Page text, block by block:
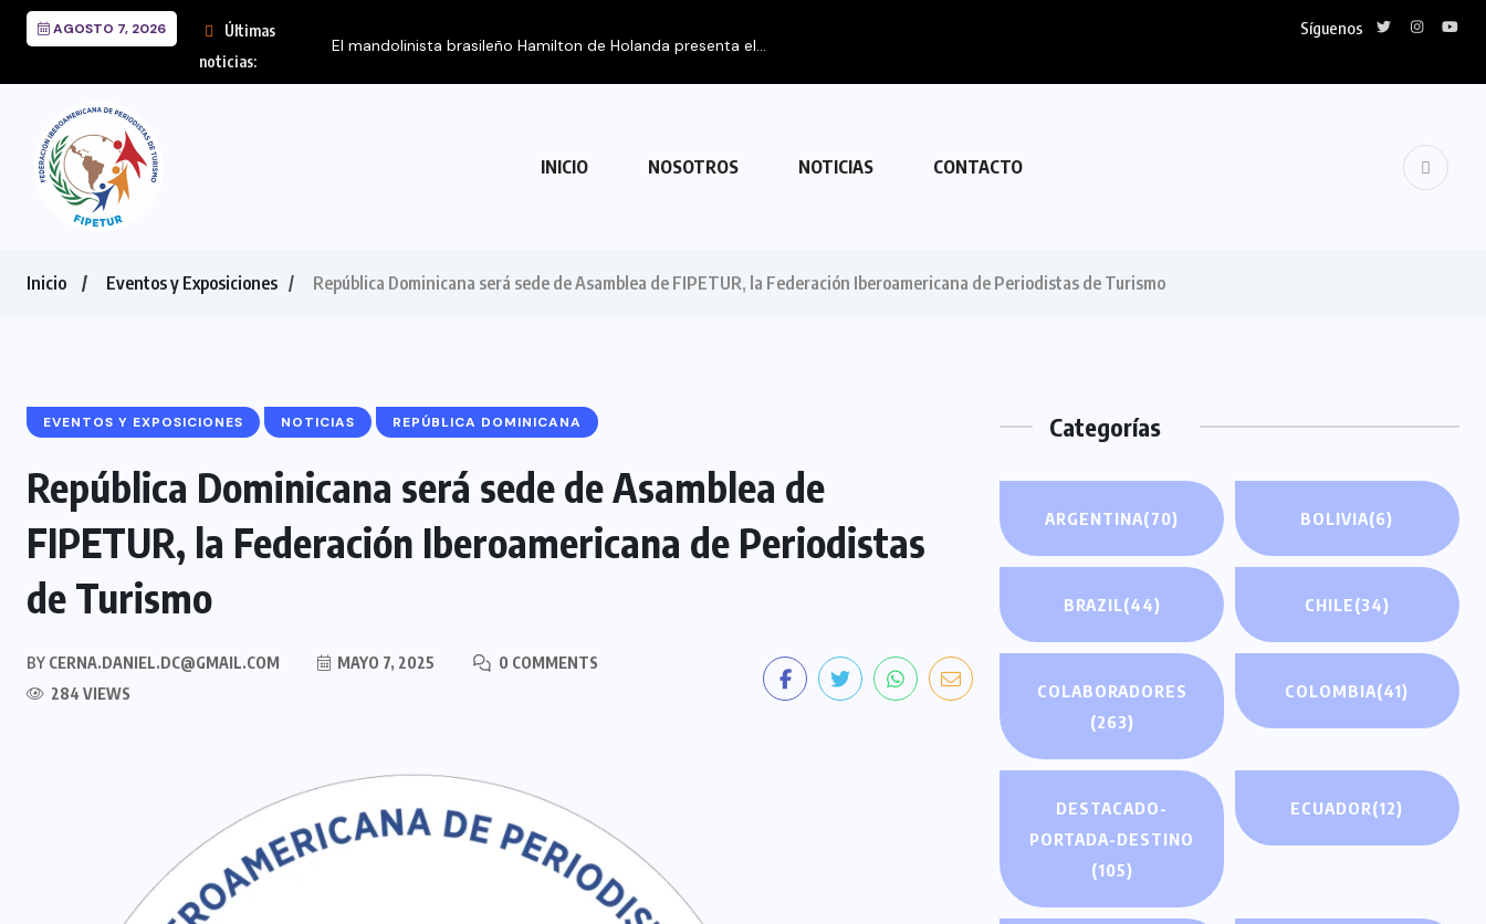
AGOSTO 7, 2026
Últimas
noticias:
El mandolinista brasileño Hamilton de Holanda presenta el...
Síguenos
INICIO NOSOTROS NOTICIAS CONTACTO
Inicio Eventos y Exposiciones República Dominicana será sede de Asamblea de FIPETUR, la Federación Iberoamericana de Periodistas de Turismo
EVENTOS Y EXPOSICIONES NOTICIAS REPÚBLICA DOMINICANA
República Dominicana será sede de Asamblea de
FIPETUR, la Federación Iberoamericana de Periodistas
de Turismo
BY CERNA.DANIEL.DC@GMAIL.COM MAYO 7, 2025
0 COMMENTS
284 VIEWS
Categorías
ARGENTINA(70) BOLIVIA(6)
BRAZIL(44) CHILE(34)
COLABORADORES
(263)
COLOMBIA(41)
DESTACADO-
PORTADA-DESTINO
(105)
ECUADOR(12)